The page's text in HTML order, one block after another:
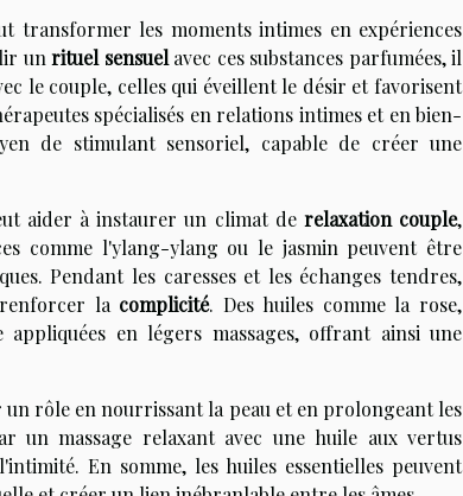
transformer les moments intimes en expériences
unrituel sensuelavec ces substances parfumées, il
le couple, celles qui éveillent le désir et favorisent
spécialisés en relations intimes et en bien-
de stimulant sensoriel, capable de créer une
aider à instaurer un climat de relaxation couple,
comme l'ylang-ylang ou le jasmin peuvent être
Pendant les caresses et les échanges tendres,
la complicité. Des huiles comme la rose,
en légers massages, offrant ainsi une
un rôle en nourrissant la peau et en prolongeant les
un massage relaxant avec une huile aux vertus
En somme, les huiles essentielles peuvent